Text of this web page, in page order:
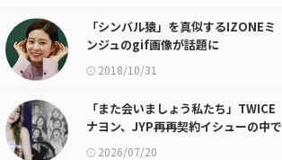
「シンバル猿」を真似するIZONEミ
ンジュのgif画像が話題に
2018/10/31
「また会いましょう私たち」TWICE
ナヨン、JYP再再契約イシューの中で
口を開いた
2026/07/20